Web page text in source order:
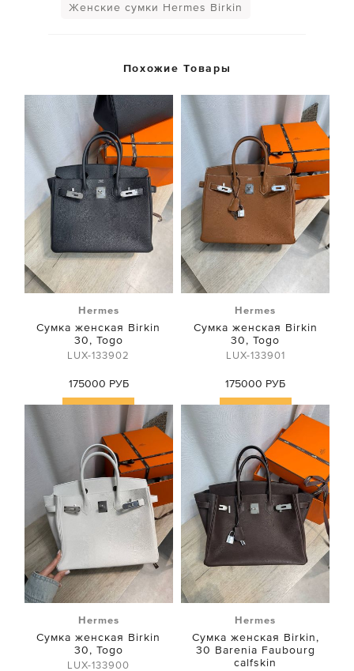
Женские сумки Hermes Birkin
Похожие Товары
Hermes
Сумка женская Birkin
30, Togo
LUX-133902
175000 РУБ
Купить
Hermes
Сумка женская Birkin
30, Togo
LUX-133901
175000 РУБ
Купить
Hermes
Сумка женская Birkin
30, Togo
LUX-133900
Hermes
Сумка женская Birkin,
30 Barenia Faubourg
calfskin